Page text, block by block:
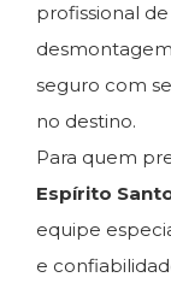
profissional
seguro com
no destino.
Para quem
Espírito
equipe
e